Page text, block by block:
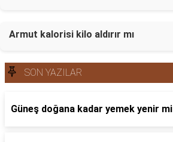
Armut kalorisi kilo aldırır mı
SON YAZILAR
Güneş doğana kadar yemek yenir mi